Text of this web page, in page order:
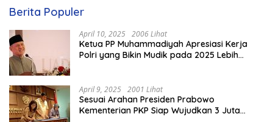
Berita Populer
April 10, 2025 2006 Lihat
Ketua PP Muhammadiyah Apresiasi Kerja
Polri yang Bikin Mudik pada 2025 Lebih
April 9, 2025 2001 Lihat
Sesuai Arahan Presiden Prabowo
Kementerian PKP Siap Wujudkan 3 Juta